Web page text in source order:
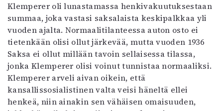
Klemperer oli lunastamassa henkivakuutuksestaan
summaa, joka vastasi saksalaista keskipalkkaa yli
vuoden ajalta. Normaalitilanteessa auton osto ei
tietenkään olisi ollut järkevää, mutta vuoden 1936
Saksa ei ollut millään tavoin sellaisessa tilassa,
jonka Klemperer olisi voinut tunnistaa normaaliksi.
Klemperer arveli aivan oikein, että
kansallissosialistinen valta veisi häneltä ellei
henkeä, niin ainakin sen vähäisen omaisuuden,